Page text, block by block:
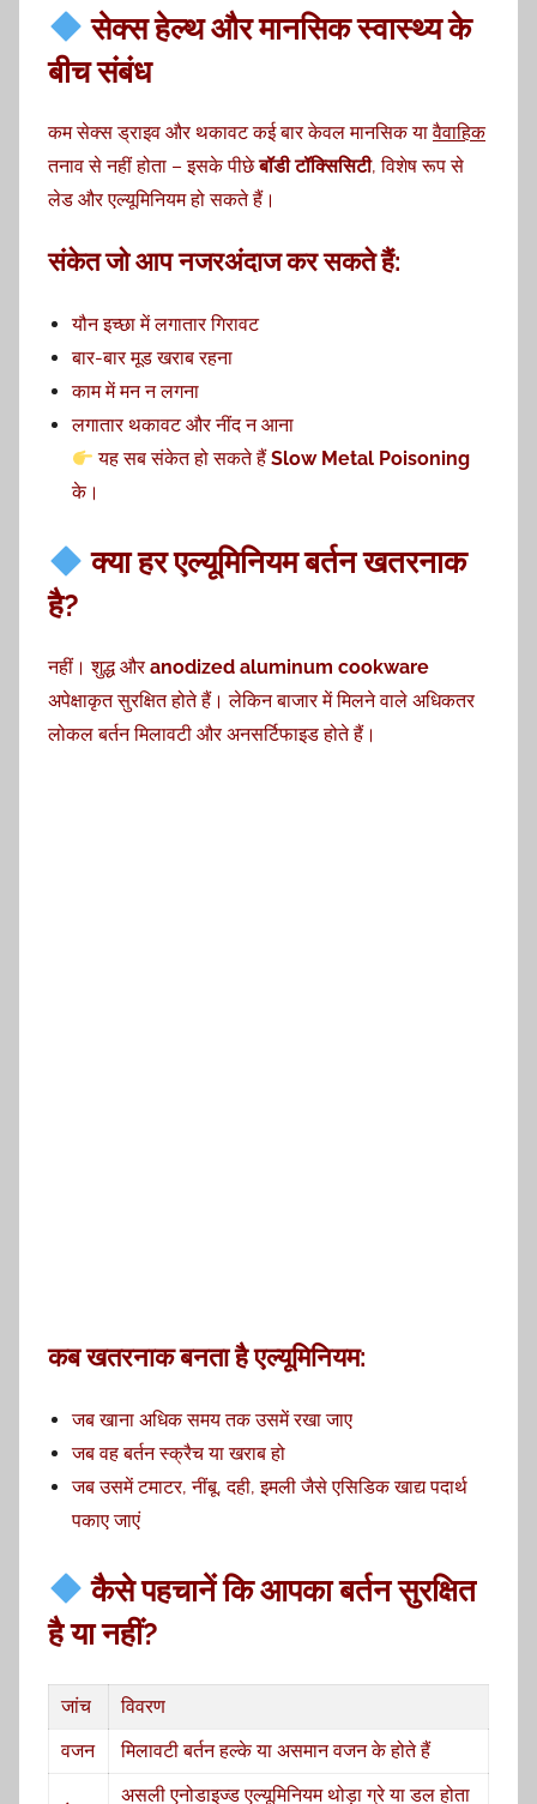
सेक्स हेल्थ और मानसिक स्वास्थ्य के
बीच संबंध
कम सेक्स ड्राइव और थकावट कई बार केवल मानसिक यावैवाहिक
तनाव से नहीं होता – इसके पीछेबॉडी टॉक्सिसिटी, विशेष रूप से
लेड और एल्यूमिनियम हो सकते हैं।
संकेत जो आप नजरअंदाज कर सकते हैं:
यौन इच्छा में लगातार गिरावट
बार-बार मूड खराब रहना
काम में मन न लगना
लगातार थकावट और नींद न आना
यह सब संकेत हो सकते हैंSlow Metal Poisoning
के।
क्या हर एल्यूमिनियम बर्तन खतरनाक
है?
नहीं। शुद्ध औरanodized aluminum cookware
अपेक्षाकृत सुरक्षित होते हैं। लेकिन बाजार में मिलने वाले अधिकतर
लोकल बर्तन मिलावटी और अनसर्टिफाइड होते हैं।
कब खतरनाक बनता है एल्यूमिनियम:
जब खाना अधिक समय तक उसमें रखा जाए
जब वह बर्तन स्क्रैच या खराब हो
जब उसमें टमाटर, नींबू, दही, इमली जैसे एसिडिक खाद्य पदार्थ
पकाए जाएं
कैसे पहचानें कि आपका बर्तन सुरक्षित
है या नहीं?
जांच
विवरण
वजन
मिलावटी बर्तन हल्के या असमान वजन के होते हैं
असली एनोडाइज्ड एल्यूमिनियम थोड़ा ग्रे या डल होता